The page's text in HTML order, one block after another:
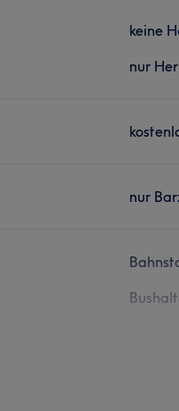
keine
nur
nur